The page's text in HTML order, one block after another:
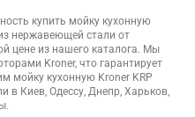
купить мойку кухонную
нержавеющей стали от
цене из нашего каталога. Мы
Kroner, что гарантирует
мойку кухонную Kroner KRP
в Киев, Одессу, Днепр, Харьков,